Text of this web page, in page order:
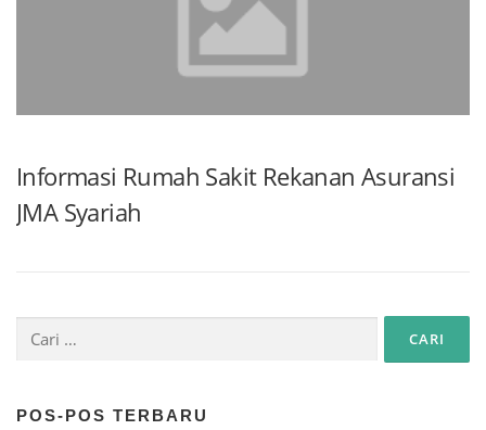
Informasi Rumah Sakit Rekanan Asuransi
JMA Syariah
POS-POS TERBARU